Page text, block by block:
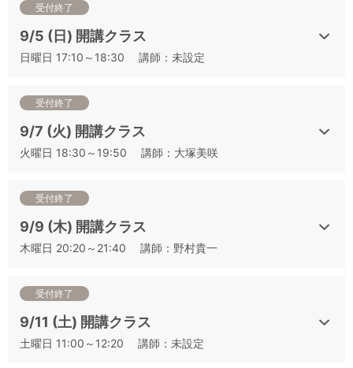
▼日程から講座をお探しの方はこちらをご確認ください
【開催日順】2021 年度 J.S.A.ソムリエ・ワインエキスパート
二次試験対策講座一覧
二次試験対策講座一覧
▼その他の講座は下記よりお申込みいただけます
①二次対策の基本と得点テクニック：白ワイン編（二次テク
②二次対策の基本と得点テクニック：赤ワイン編（二次テク
③二次対策の基本と得点テクニック：ロゼワイン編（二次テク
ロゼ）
⑤「スパイス」の香りを捉える （スパイス香）
⑦最頻出6品種 フランス編 （仏6種）
⑧最頻出6品種 新世界編（新6種）
受付終了
9/5 (日) 開講クラス
日曜日 17:10～18:30 講師：未設定
受付終了
9/7 (火) 開講クラス
火曜日 18:30～19:50 講師：大塚美咲
受付終了
9/9 (木) 開講クラス
木曜日 20:20～21:40 講師：野村貴一
受付終了
9/11 (土) 開講クラス
土曜日 11:00～12:20 講師：未設定